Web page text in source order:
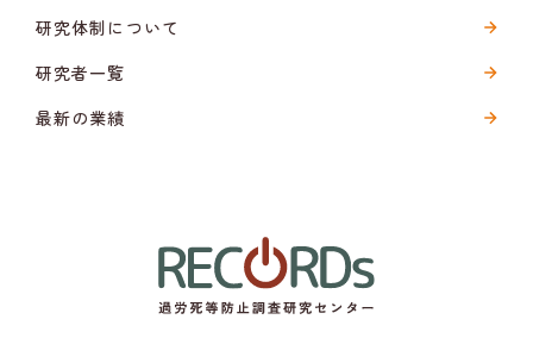
研究体制について
研究者一覧
最新の業績